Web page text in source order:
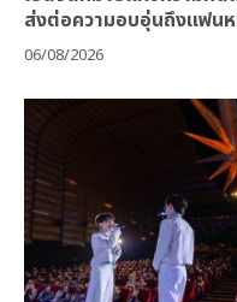
ส่งต่อความอบอุ่นถึงแฟน
06/08/2026